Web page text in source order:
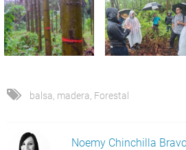
balsa madera Forestal
Noemy Chinchilla